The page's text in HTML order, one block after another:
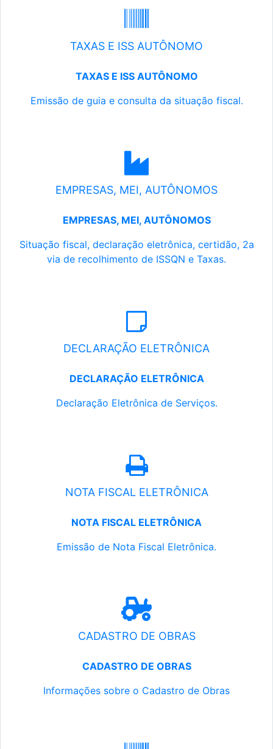
TAXAS E ISS AUTÔNOMO
TAXAS E ISS AUTÔNOMO
Emissão de guia e consulta da situação fiscal.
EMPRESAS, MEI, AUTÔNOMOS
EMPRESAS, MEI, AUTÔNOMOS
Situação fiscal, declaração eletrônica, certidão, 2a
via de recolhimento de ISSQN e Taxas.
DECLARAÇÃO ELETRÔNICA
DECLARAÇÃO ELETRÔNICA
Declaração Eletrônica de Serviços.
NOTA FISCAL ELETRÔNICA
NOTA FISCAL ELETRÔNICA
Emissão de Nota Fiscal Eletrônica.
CADASTRO DE OBRAS
CADASTRO DE OBRAS
Informações sobre o Cadastro de Obras